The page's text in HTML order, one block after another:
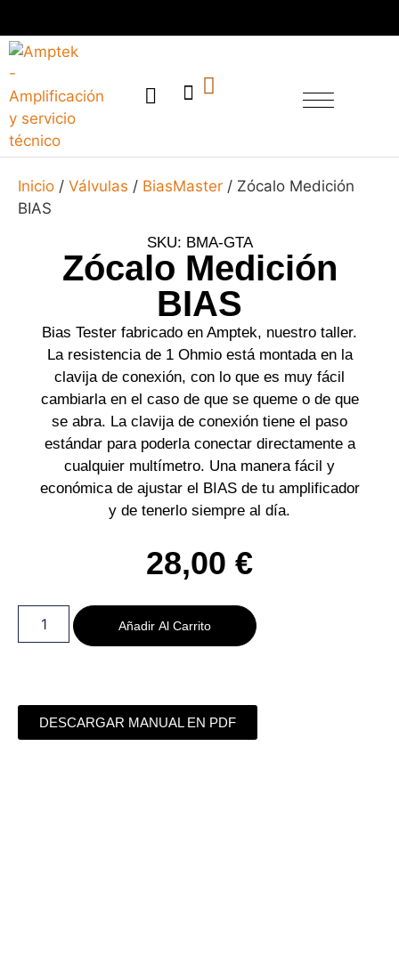
Inicio / Válvulas / BiasMaster / Zócalo Medición
BIAS
SKU: BMA-GTA
Zócalo Medición
BIAS
Bias Tester fabricado en Amptek, nuestro taller.
La resistencia de 1 Ohmio está montada en la
clavija de conexión, con lo que es muy fácil
cambiarla en el caso de que se queme o de que
se abra. La clavija de conexión tiene el paso
estándar para poderla conectar directamente a
cualquier multímetro. Una manera fácil y
económica de ajustar el BIAS de tu amplificador
y de tenerlo siempre al día.
28,00 €
Añadir Al Carrito
DESCARGAR MANUAL EN PDF